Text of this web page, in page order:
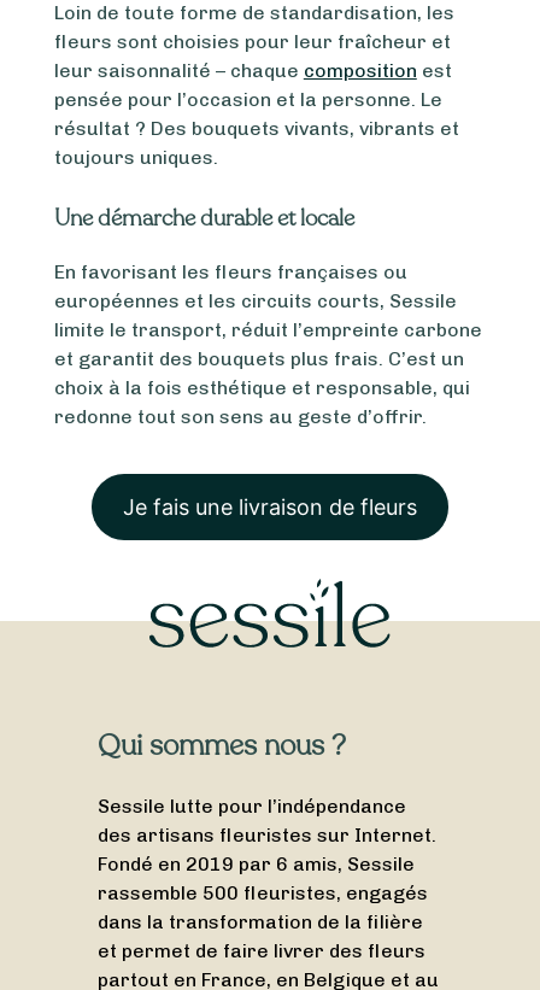
Loin de toute forme de standardisation, les
fleurs sont choisies pour leur fraîcheur et
leur saisonnalité – chaque composition est
pensée pour l’occasion et la personne. Le
résultat ? Des bouquets vivants, vibrants et
toujours uniques.
Une démarche durable et locale
En favorisant les fleurs françaises ou
européennes et les circuits courts, Sessile
limite le transport, réduit l’empreinte carbone
et garantit des bouquets plus frais. C’est un
choix à la fois esthétique et responsable, qui
redonne tout son sens au geste d’offrir.
Je fais une livraison de fleurs
Qui sommes nous ?
Sessile lutte pour l’indépendance
des artisans fleuristes sur Internet.
Fondé en 2019 par 6 amis, Sessile
rassemble 500 fleuristes, engagés
dans la transformation de la filière
et permet de faire livrer des fleurs
partout en France, en Belgique et au